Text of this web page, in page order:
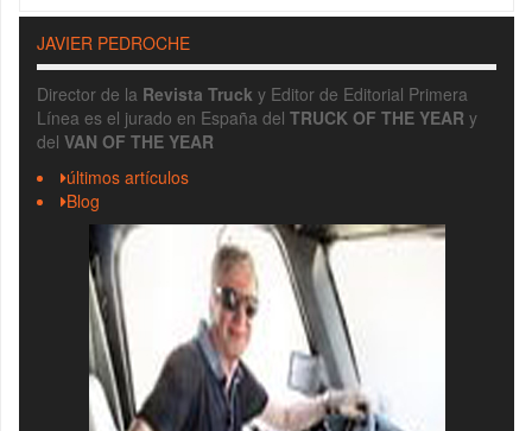
JAVIER PEDROCHE
Director de la Revista Truck y Editor de Editorial Primera
Línea es el jurado en España del TRUCK OF THE YEAR y
del VAN OF THE YEAR
últimos artículos
Blog